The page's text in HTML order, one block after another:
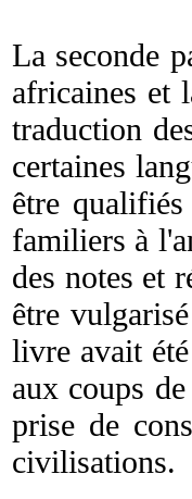
La seconde
africaines et
traduction
certaines
être
familiers à
des notes et
être
livre avait
aux coups
prise de
civilisations.